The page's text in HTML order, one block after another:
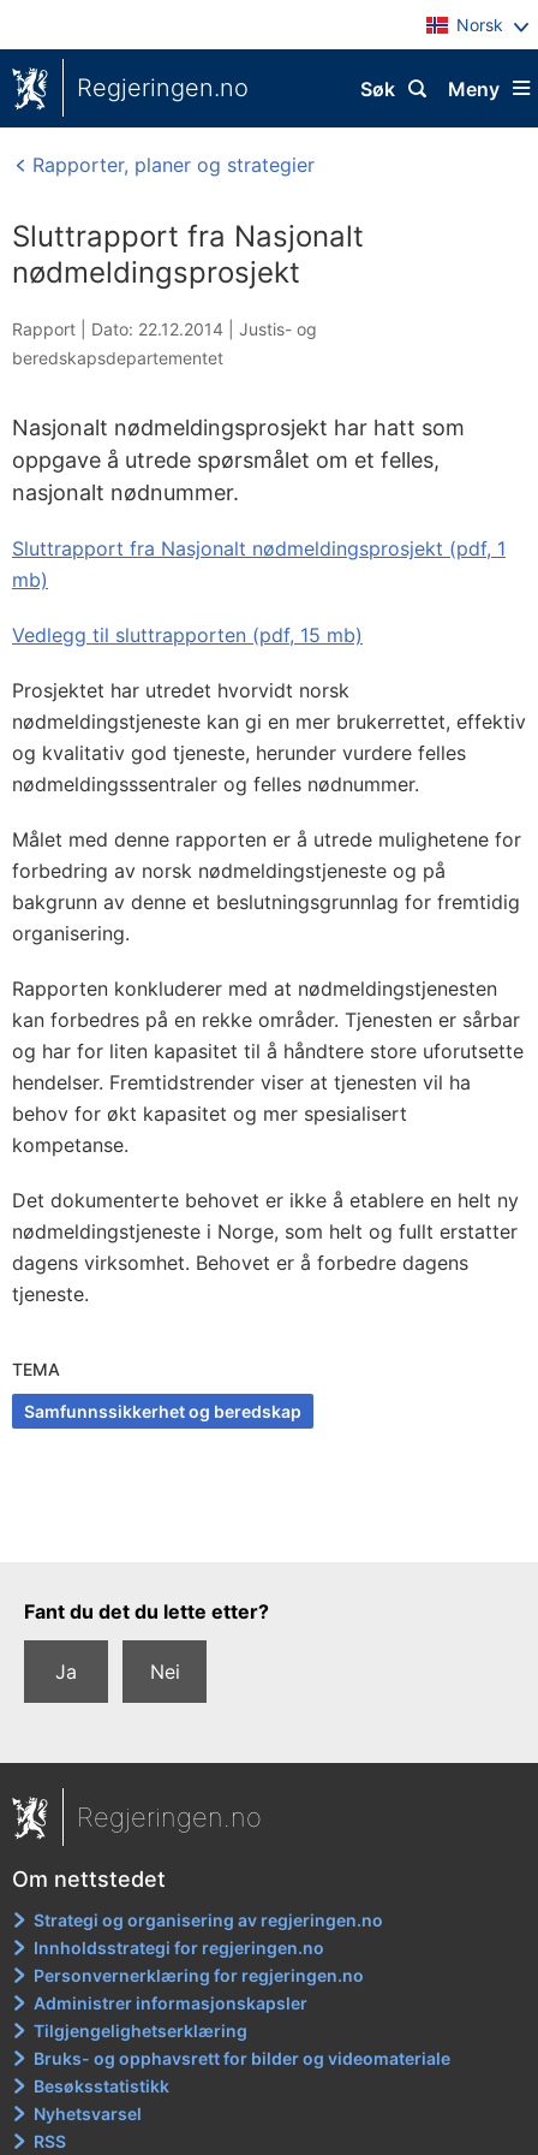
Norsk
Regjeringen.no Meny
Søk
Rapporter, planer og strategier
Sluttrapport fra Nasjonalt
nødmeldingsprosjekt
Rapport | Dato: 22.12.2014
Justis- og
beredskapsdepartementet
Nasjonalt nødmeldingsprosjekt har hatt som
oppgave å utrede spørsmålet om et felles,
nasjonalt nødnummer.
Sluttrapport fra Nasjonalt nødmeldingsprosjekt (pdf, 1
mb)
Vedlegg til sluttrapporten (pdf, 15 mb)
Prosjektet har utredet hvorvidt norsk
nødmeldingstjeneste kan gi en mer brukerrettet, effektiv
og kvalitativ god tjeneste, herunder vurdere felles
nødmeldingsssentraler og felles nødnummer.
Målet med denne rapporten er å utrede mulighetene for
forbedring av norsk nødmeldingstjeneste og på
bakgrunn av denne et beslutningsgrunnlag for fremtidig
organisering.
Rapporten konkluderer med at nødmeldingstjenesten
kan forbedres på en rekke områder. Tjenesten er sårbar
og har for liten kapasitet til å håndtere store uforutsette
hendelser. Fremtidstrender viser at tjenesten vil ha
behov for økt kapasitet og mer spesialisert
kompetanse.
Det dokumenterte behovet er ikke å etablere en helt ny
nødmeldingstjeneste i Norge, som helt og fullt erstatter
dagens virksomhet. Behovet er å forbedre dagens
tjeneste.
TEMA
Samfunnssikkerhet og beredskap
Tilbakemeldingsskjema
Fant du det du lette etter?
Ja Nei
Regjeringen.no
Om nettstedet
Strategi og organisering av regjeringen.no
Innholdsstrategi for regjeringen.no
Personvernerklæring for regjeringen.no
Administrer informasjonskapsler
Tilgjengelighetserklæring
Bruks- og opphavsrett for bilder og videomateriale
Besøksstatistikk
Nyhetsvarsel
RSS